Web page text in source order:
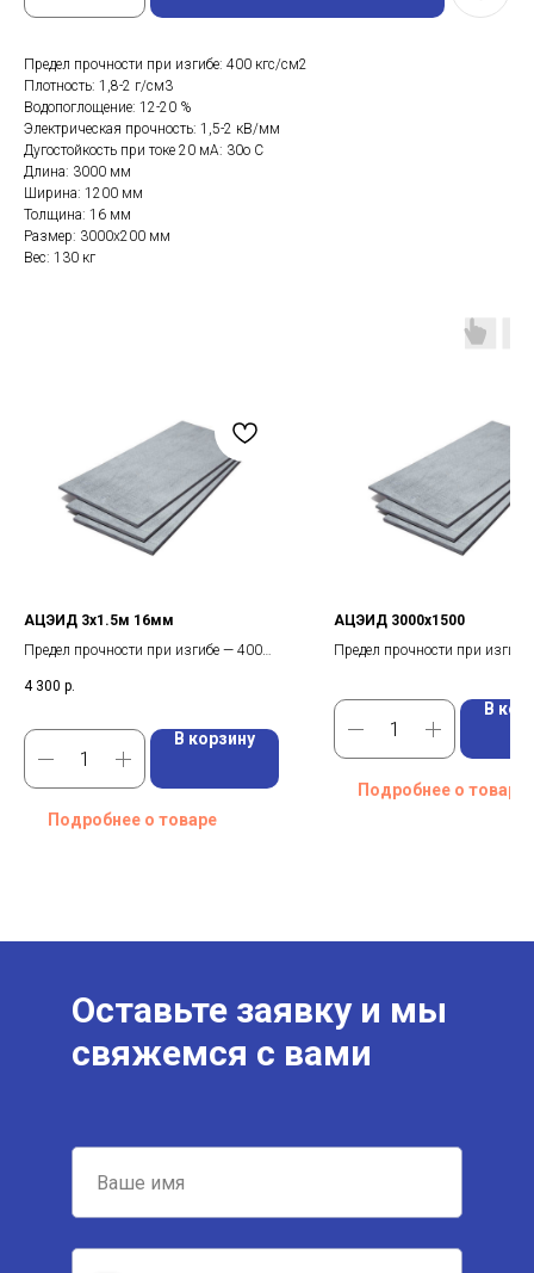
Предел прочности при изгибе: 400 кгс/см2
Плотность: 1,8-2 г/см3
Водопоглощение: 12-20 %
Электрическая прочность: 1,5-2 кВ/мм
Дугостойкость при токе 20 мА: 30o C
Длина: 3000 мм
Ширина: 1200 мм
Толщина: 16 мм
Размер: 3000х200 мм
Вес: 130 кг
АЦЭИД 3x1.5м 16мм
Предел прочности при изгибе — 400
Плотность — 1,8-2 г/см3
4 300 р.
В корзину
Подробнее о товаре
АЦЭИД 3000х1500
Предел прочности при
Размер — 3000х1500
В
Подробнее о товаре
Оставьте заявку и мы
свяжемся с вами